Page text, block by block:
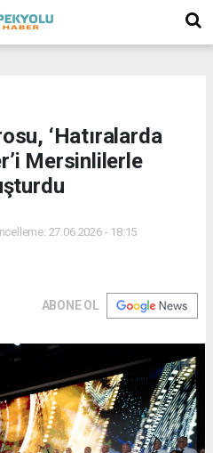
‘Hatıralarda
Mersinlilerle
27.06.2026 - 18:15
ABONE OL